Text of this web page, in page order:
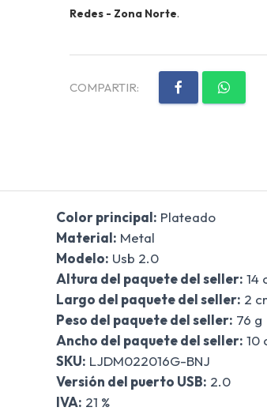
Redes - Zona Norte.
COMPARTIR:
Color principal: Plateado
Material: Metal
Modelo: Usb 2.0
Altura del paquete del seller: 14
Largo del paquete del seller: 2
Peso del paquete del seller: 76 g
Ancho del paquete del seller: 10
SKU: LJDM022016G-BNJ
Versión del puerto USB: 2.0
IVA: 21 %